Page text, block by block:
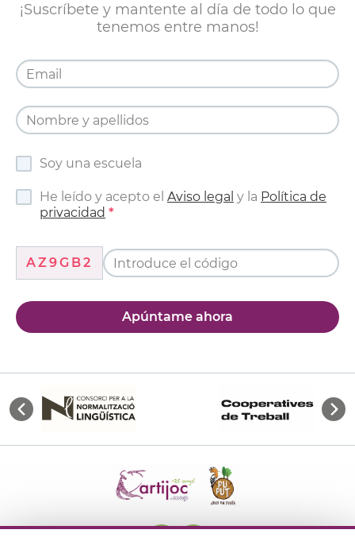
¡Suscríbete y mantente al día de todo lo que
tenemos entre manos!
Soy una escuela
He leído y acepto el Aviso legal y la Política de
privacidad
AZ9GB2
Apúntame ahora